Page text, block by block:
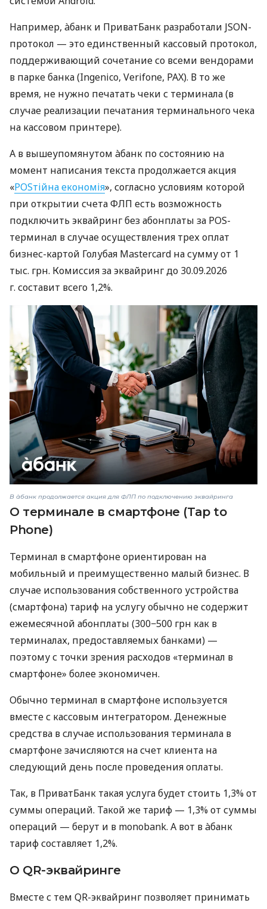
Например, àбанк и ПриватБанк разработали JSON-
протокол — это единственный кассовый протокол,
поддерживающий сочетание со всеми вендорами
в парке банка (Ingenico, Verifone, PAX). В то же
время, не нужно печатать чеки с терминала (в
случае реализации печатания терминального чека
на кассовом принтере).
А в вышеупомянутом àбанк по состоянию на
момент написания текста продолжается акция
«POSтійна економія», согласно условиям которой
при открытии счета ФЛП есть возможность
подключить эквайринг без абонплаты за POS-
терминал в случае осуществления трех оплат
бизнес-картой Голубая Mastercard на сумму от 1
тыс. грн. Комиссия за эквайринг до 30.09.2026
г. составит всего 1,2%.
В àбанк продолжается акция для ФЛП по подключению эквайринга
О терминале в смартфоне (Tap to
Phone)
Терминал в смартфоне ориентирован на
мобильный и преимущественно малый бизнес. В
случае использования собственного устройства
(смартфона) тариф на услугу обычно не содержит
ежемесячной абонплаты (300−500 грн как в
терминалах, предоставляемых банками) —
поэтому с точки зрения расходов «терминал в
смартфоне» более экономичен.
Обычно терминал в смартфоне используется
вместе с кассовым интегратором. Денежные
средства в случае использования терминала в
смартфоне зачисляются на счет клиента на
следующий день после проведения оплаты.
Так, в ПриватБанк такая услуга будет стоить 1,3% от
суммы операций. Такой же тариф — 1,3% от суммы
операций — берут и в monobank. А вот в àбанк
тариф составляет 1,2%.
О QR-эквайринге
Вместе с тем QR-эквайринг позволяет принимать